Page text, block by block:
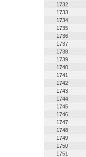
1732
1733
1734
1735
1736
1737
1738
1739
1740
1741
1742
1743
1744
1745
1746
1747
1748
1749
1750
1751